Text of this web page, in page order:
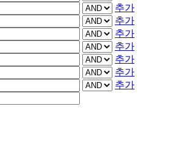
추가
추가
추가
추가
추가
추가
추가